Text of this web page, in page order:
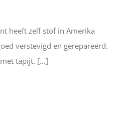
heeft zelf stof in Amerika
verstevigd en gerepareerd.
tapijt. [...]